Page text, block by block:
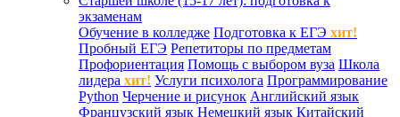
экзаменам
Обучение в колледже Подготовка к ЕГЭ хит!
Пробный ЕГЭ Репетиторы по предметам
Профориентация Помощь с выбором вуза Школа
лидера хит! Услуги психолога Программирование
Python Черчение и рисунок Английский язык
Французский язык Немецкий язык Китайский